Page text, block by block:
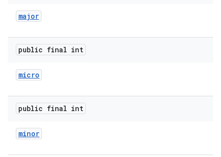
major
public final int
micro
public final int
minor